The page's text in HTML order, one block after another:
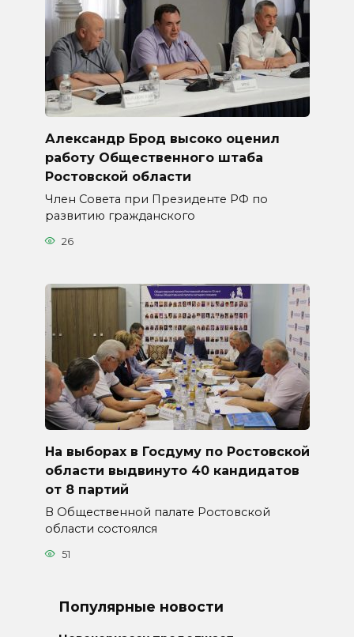
Александр Брод высоко оценил
работу Общественного штаба
Ростовской области
Член Совета при Президенте РФ по
развитию гражданского
26
На выборах в Госдуму по Ростовской
области выдвинуто 40 кандидатов
от 8 партий
В Общественной палате Ростовской
области состоялся
51
Популярные новости